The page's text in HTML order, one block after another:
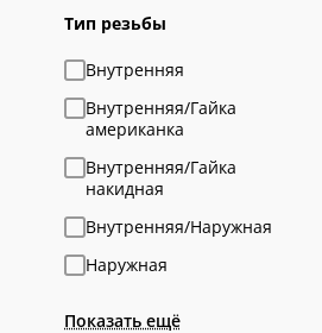
Тип резьбы
Внутренняя
Внутренняя/Гайка
американка
Внутренняя/Гайка
накидная
Внутренняя/Наружная
Наружная
Показать ещё